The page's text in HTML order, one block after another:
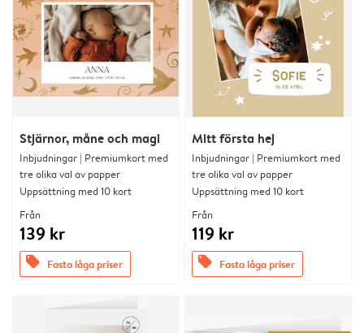
Stjärnor, måne och magi
Inbjudningar | Premiumkort med
tre olika val av papper
Uppsättning med 10 kort
Från
139 kr
offers Fasta låga priser
Mitt första hej
Inbjudningar | Premiumkort med
tre olika val av papper
Uppsättning med 10 kort
Från
119 kr
offers Fasta låga priser